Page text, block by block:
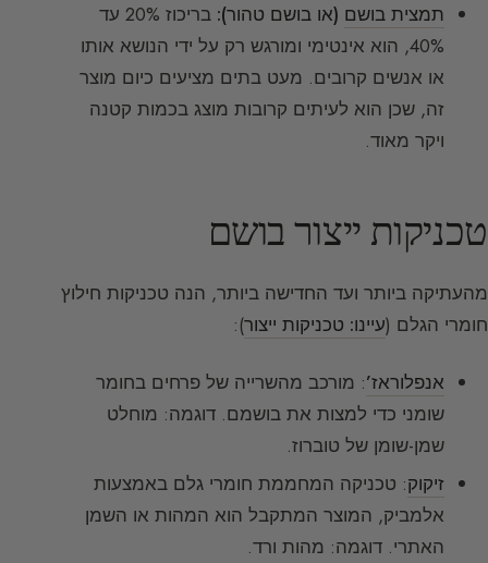
תמצית בושם (או בושם טהור):
בריכוז 20% עד
40%, הוא אינטימי ומורגש רק על ידי הנושא אותו
או אנשים קרובים. מעט בתים מציעים כיום מוצר
זה, שכן הוא לעיתים קרובות מוצג בכמות קטנה
ויקר מאוד.
טכניקות ייצור בושם
מהעתיקה ביותר ועד החדישה ביותר, הנה טכניקות חילוץ
חומרי הגלם (עיינו: טכניקות ייצור):
אנפלוראז’: מורכב מהשרייה של פרחים בחומר
שומני כדי למצות את בושמם. דוגמה: מוחלט
שמן-שומן של טוברוז.
זיקוק: טכניקה המחממת חומרי גלם באמצעות
אלמביק, המוצר המתקבל הוא המהות או השמן
האתרי. דוגמה: מהות ורד.